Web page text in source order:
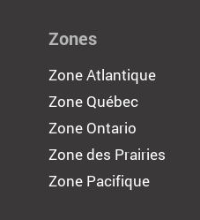
Zones
Zone Atlantique
Zone Québec
Zone Ontario
Zone des Prairies
Zone Pacifique